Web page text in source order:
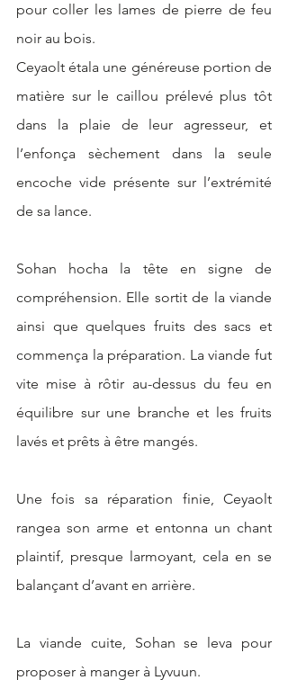
pour coller les lames de pierre de feu
noir au bois.
Ceyaolt étala une généreuse portion de
matière sur le caillou prélevé plus tôt
dans la plaie de leur agresseur, et
l’enfonça sèchement dans la seule
encoche vide présente sur l’extrémité
de sa lance.
Sohan hocha la tête en signe de
compréhension. Elle sortit de la viande
ainsi que quelques fruits des sacs et
commença la préparation. La viande fut
vite mise à rôtir au-dessus du feu en
équilibre sur une branche et les fruits
lavés et prêts à être mangés.
Une fois sa réparation finie, Ceyaolt
rangea son arme et entonna un chant
plaintif, presque larmoyant, cela en se
balançant d’avant en arrière.
La viande cuite, Sohan se leva pour
proposer à manger à Lyvuun.